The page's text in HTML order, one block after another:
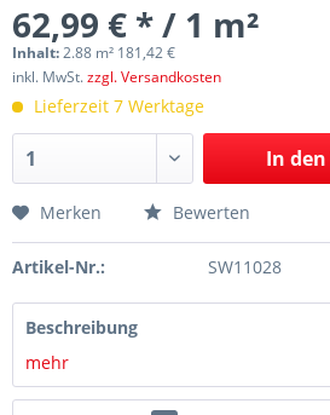
62,99 € * / 1 m²
Inhalt:2.88 m² 181,42 €
inkl. MwSt.zzgl. Versandkosten
Lieferzeit 7 Werktage
In den
Merken Bewerten
Artikel-Nr.: SW11028
Beschreibung
mehr